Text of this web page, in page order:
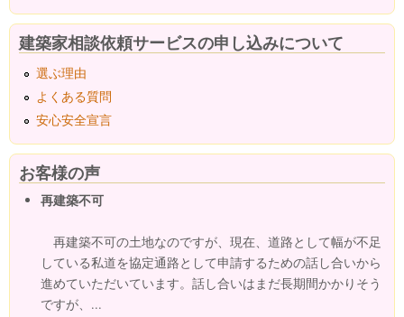
建築家相談依頼サービスの申し込みについて
選ぶ理由
よくある質問
安心安全宣言
お客様の声
再建築不可
再建築不可の土地なのですが、現在、道路として幅が不足
している私道を協定通路として申請するための話し合いから
進めていただいています。話し合いはまだ長期間かかりそう
ですが、...